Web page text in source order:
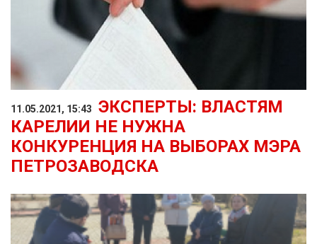
11.05.2021, 15:43
ЭКСПЕРТЫ: ВЛАСТЯМ
КАРЕЛИИ НЕ НУЖНА
КОНКУРЕНЦИЯ НА ВЫБОРАХ МЭРА
ПЕТРОЗАВОДСКА